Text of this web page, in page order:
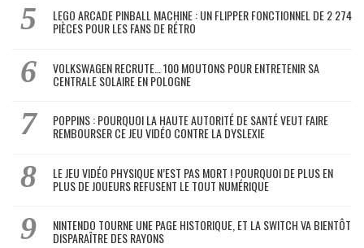
LEGO ARCADE PINBALL MACHINE : UN FLIPPER FONCTIONNEL DE 2 274
PIÈCES POUR LES FANS DE RÉTRO
VOLKSWAGEN RECRUTE… 100 MOUTONS POUR ENTRETENIR SA
CENTRALE SOLAIRE EN POLOGNE
POPPINS : POURQUOI LA HAUTE AUTORITÉ DE SANTÉ VEUT FAIRE
REMBOURSER CE JEU VIDÉO CONTRE LA DYSLEXIE
LE JEU VIDÉO PHYSIQUE N’EST PAS MORT ! POURQUOI DE PLUS EN
PLUS DE JOUEURS REFUSENT LE TOUT NUMÉRIQUE
NINTENDO TOURNE UNE PAGE HISTORIQUE, ET LA SWITCH VA BIENTÔT
DISPARAÎTRE DES RAYONS